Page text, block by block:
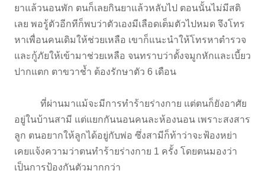
ยาแล้วนอนพัก ตนก็เลยกินยาแล้วหลับไป ตอนนั้นไม่มีสติ
เลย พอรู้ตัวอีกทีก็พบว่าตัวเองมีเลือดเต็มตัวไปหมด จึงโทร
หาเพื่อนคนเดิมให้ช่วยเหลือ เขาก็แนะนำให้โทรหาตำรวจ
และกู้ภัยให้เข้ามาช่วยเหลือ จนทราบว่าดั้งจมูกหักและเบี้ยว
ปากแตก ตาขวาช้ำ ต้องรักษาตัว 6 เดือน
ที่ผ่านมาแม้จะมีการทำร้ายร่างกาย แต่ตนก็ยังอาศัย
อยู่ในบ้านสามี แต่แยกกันนอนคนละห้องนอน เพราะสงสาร
ลูก ตนอยากให้ลูกได้อยู่กับพ่อ ซึ่งสามีก็ท้าว่าจะฟ้องหย่า
เคยแจ้งความว่าตนทำร้ายร่างกาย 1 ครั้ง โดยตนมองว่า
เป็นการป้องกันตัวมากกว่า